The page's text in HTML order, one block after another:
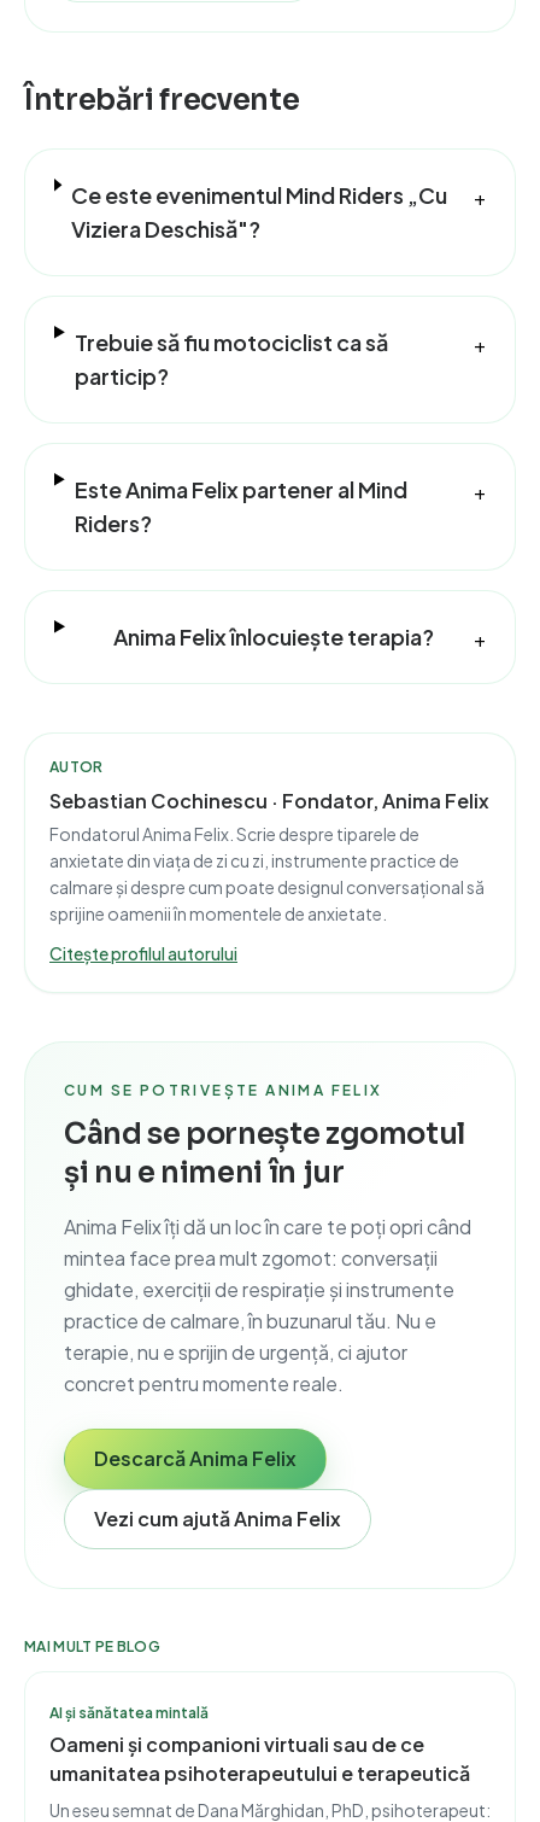
Întrebări frecvente
Ce este evenimentul Mind Riders „Cu
Viziera Deschisă"?
+
Trebuie să fiu motociclist ca să
particip?
+
Este Anima Felix partener al Mind
Riders?
+
Anima Felix înlocuiește terapia? +
AUTOR
Sebastian Cochinescu · Fondator, Anima Felix
Fondatorul Anima Felix. Scrie despre tiparele de
anxietate din viața de zi cu zi, instrumente practice de
calmare și despre cum poate designul conversațional să
sprijine oamenii în momentele de anxietate.
Citește profilul autorului
CUM SE POTRIVEȘTE ANIMA FELIX
Când se pornește zgomotul
și nu e nimeni în jur
Anima Felix îți dă un loc în care te poți opri când
mintea face prea mult zgomot: conversații
ghidate, exerciții de respirație și instrumente
practice de calmare, în buzunarul tău. Nu e
terapie, nu e sprijin de urgență, ci ajutor
concret pentru momente reale.
Descarcă Anima Felix
Vezi cum ajută Anima Felix
MAI MULT PE BLOG
AI și sănătatea mintală
Oameni și companioni virtuali sau de ce
umanitatea psihoterapeutului e terapeutică
Un eseu semnat de Dana Mărghidan, PhD, psihoterapeut: